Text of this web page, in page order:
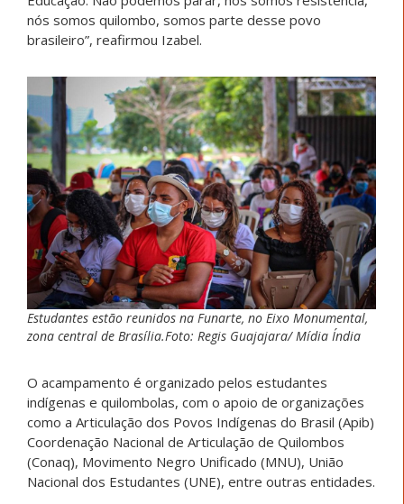
nós somos quilombo, somos parte desse povo
brasileiro”, reafirmou Izabel.
Estudantes estão reunidos na Funarte, no Eixo Monumental,
zona central de Brasília.Foto: Regis Guajajara/ Mídia Índia
O acampamento é organizado pelos estudantes
indígenas e quilombolas, com o apoio de organizações
como a Articulação dos Povos Indígenas do Brasil (Apib)
Coordenação Nacional de Articulação de Quilombos
(Conaq), Movimento Negro Unificado (MNU), União
Nacional dos Estudantes (UNE), entre outras entidades.